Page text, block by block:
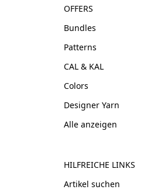
OFFERS
Bundles
Patterns
CAL & KAL
Colors
Designer Yarn
Alle anzeigen
HILFREICHE LINKS
Artikel suchen